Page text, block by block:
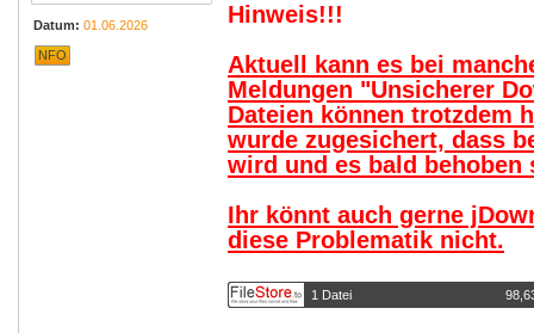
Datum: 01.06.2026
NFO
Hinweis!!!
Aktuell kann es bei
Meldungen "Unsicherer
Dateien können trotzdem
wurde zugesichert, dass
wird und es bald behoben
Ihr könnt auch gerne
diese Problematik nicht.
1 Datei